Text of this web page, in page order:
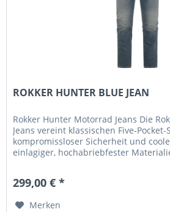
ROKKER HUNTER BLUE JEAN
Rokker Hunter Motorrad Jeans Die
Jeans vereint klassischen Five-
kompromissloser Sicherheit und
einlagiger, hochabriebfester
299,00 € *
Merken